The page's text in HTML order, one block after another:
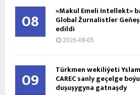
08 «Makul Emeli Intellekt»
Global Žurnalistler
edildi
2026-08-05
09 Türkmen wekiliýeti
CAREC sanly geçelge
duşuşygyna gatnaşdy